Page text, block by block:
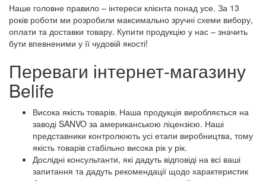
Наше головне правило – інтереси клієнта понад усе. За 13
років роботи ми розробили максимально зручні схеми вибору,
оплати та доставки товару. Купити продукцію у нас – значить
бути впевненими у її чудовій якості!
Переваги інтернет-магазину
Belife
Висока якість товарів. Наша продукція виробляється на
заводі SANVO за американською ліцензією. Наші
представники контролюють усі етапи виробництва, тому
якість товарів стабільно висока рік у рік.
Дослідні консультанти, які дадуть відповіді на всі ваші
запитання та дадуть рекомендації щодо характеристик